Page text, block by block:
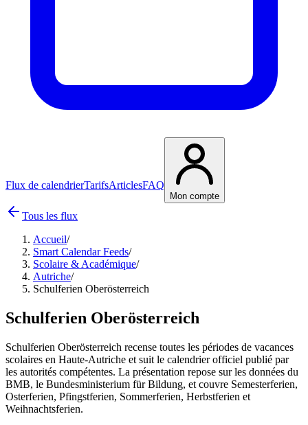
Flux de calendrierTarifsArticlesFAQ
Mon compte
Tous les flux
Accueil/
Smart Calendar Feeds/
Scolaire & Académique/
Autriche/
Schulferien Oberösterreich
Schulferien Oberösterreich
Schulferien Oberösterreich recense toutes les périodes de vacances
scolaires en Haute-Autriche et suit le calendrier officiel publié par
les autorités compétentes. La présentation repose sur les données du
BMB, le Bundesministerium für Bildung, et couvre Semesterferien,
Osterferien, Pfingstferien, Sommerferien, Herbstferien et
Weihnachtsferien.